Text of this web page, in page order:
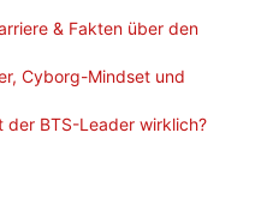
& Fakten über den
Cyborg-Mindset und
der BTS-Leader wirklich?